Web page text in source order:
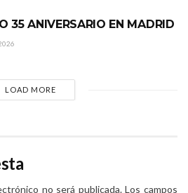
35 ANIVERSARIO EN MADRID
LOAD MORE
no será publicada. Los campos